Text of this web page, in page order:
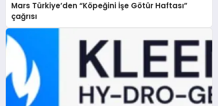
Mars Türkiye’den “Köpeğini İşe Götür Haftası”
çağrısı